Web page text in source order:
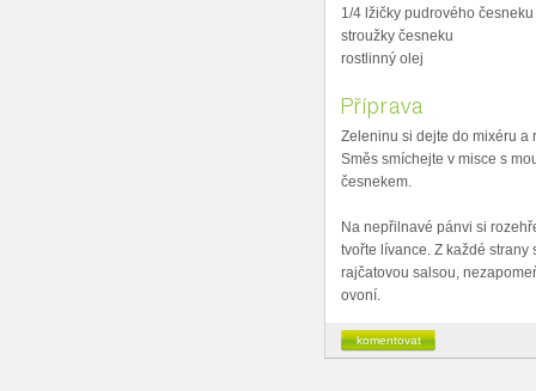
1/4 lžičky pudrového
stroužky česneku
rostlinný olej
Příprava
Zeleninu si dejte do mixéru a
Směs smíchejte v misce s
česnekem.
Na nepřilnavé pánvi si
tvořte lívance. Z každé strany
rajčatovou salsou,
ovoní.
komentovat